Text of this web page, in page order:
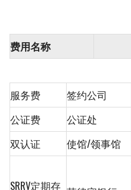
费用名称
服务费 签约公司
公证费
公证处
双认证
使馆/领事馆
SRRV定期存